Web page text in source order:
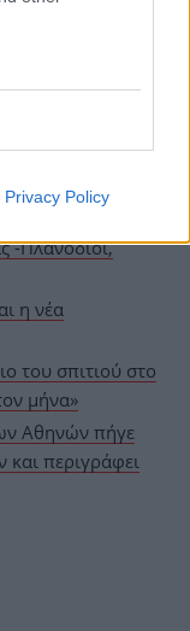
Privacy Policy
-Πλανόδιοι,
η νέα
του σπιτιού στο
μήνα»
Αθηνών πήγε
και περιγράφει